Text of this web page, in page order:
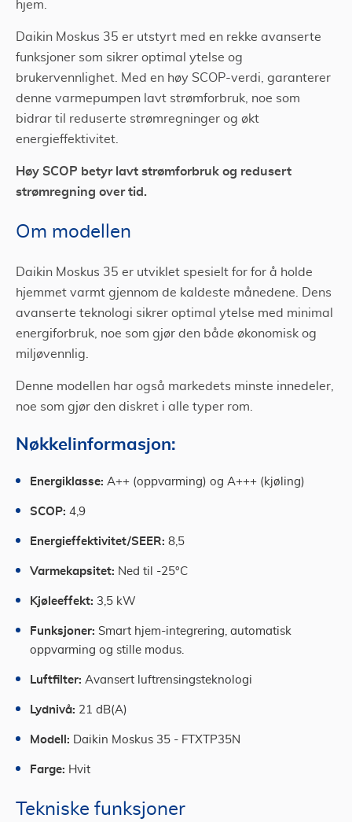
hjem.
Daikin Moskus 35 er utstyrt med en rekke avanserte
funksjoner som sikrer optimal ytelse og
brukervennlighet. Med en høy SCOP-verdi, garanterer
denne varmepumpen lavt strømforbruk, noe som
bidrar til reduserte strømregninger og økt
energieffektivitet.
Høy SCOP betyr lavt strømforbruk og redusert
strømregning over tid.
Om modellen
Daikin Moskus 35 er utviklet spesielt for for å holde
hjemmet varmt gjennom de kaldeste månedene. Dens
avanserte teknologi sikrer optimal ytelse med minimal
energiforbruk, noe som gjør den både økonomisk og
miljøvennlig.
Denne modellen har også markedets minste innedeler,
noe som gjør den diskret i alle typer rom.
Nøkkelinformasjon:
Energiklasse: A++ (oppvarming) og A+++ (kjøling)
SCOP: 4,9
Energieffektivitet/SEER: 8,5
Varmekapsitet: Ned til -25°C
Kjøleeffekt: 3,5 kW
Funksjoner: Smart hjem-integrering, automatisk
oppvarming og stille modus.
Luftfilter: Avansert luftrensingsteknologi
Lydnivå: 21 dB(A)
Modell: Daikin Moskus 35 - FTXTP35N
Farge: Hvit
Tekniske funksjoner